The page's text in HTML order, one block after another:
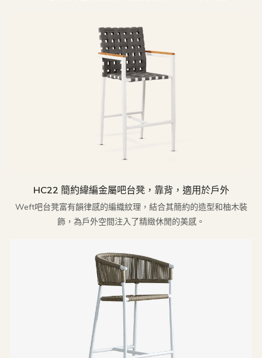
HC22 簡約緯編金屬吧台凳，靠背，適用於戶外
Weft吧台凳富有韻律感的編織紋理，結合其簡約的造型和柚木裝
飾，為戶外空間注入了精緻休閒的美感。